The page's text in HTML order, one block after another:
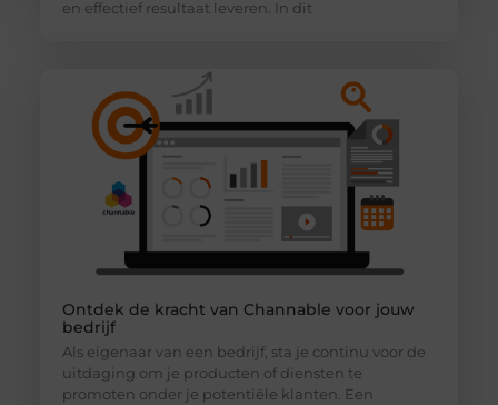
en effectief resultaat leveren. In dit
Ontdek de kracht van Channable voor jouw
bedrijf
Als eigenaar van een bedrijf, sta je continu voor de
uitdaging om je producten of diensten te
promoten onder je potentiële klanten. Een